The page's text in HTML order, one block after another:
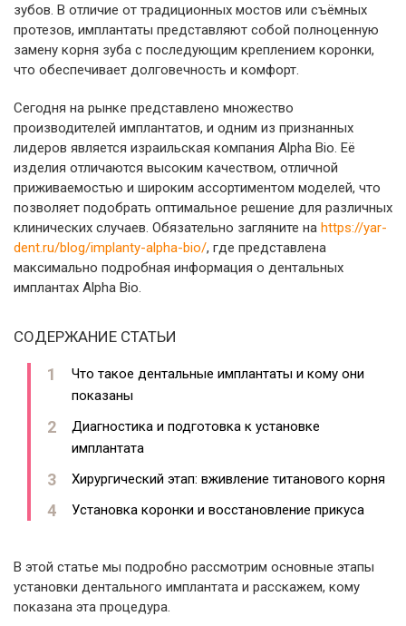
зубов. В отличие от традиционных мостов или съёмных
протезов, имплантаты представляют собой полноценную
замену корня зуба с последующим креплением коронки,
что обеспечивает долговечность и комфорт.
Сегодня на рынке представлено множество
производителей имплантатов, и одним из признанных
лидеров является израильская компания Alpha Bio. Её
изделия отличаются высоким качеством, отличной
приживаемостью и широким ассортиментом моделей, что
позволяет подобрать оптимальное решение для различных
клинических случаев. Обязательно загляните на https://yar-
dent.ru/blog/implanty-alpha-bio/, где представлена
максимально подробная информация о дентальных
имплантах Alpha Bio.
СОДЕРЖАНИЕ СТАТЬИ
Что такое дентальные имплантаты и кому они
показаны
Диагностика и подготовка к установке
имплантата
Хирургический этап: вживление титанового корня
Установка коронки и восстановление прикуса
В этой статье мы подробно рассмотрим основные этапы
установки дентального имплантата и расскажем, кому
показана эта процедура.